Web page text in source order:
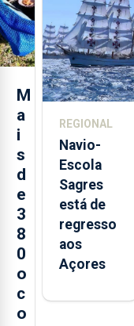
M
a
i
s
d
e
3
8
0
o
c
o
loja em
São
Sebastião
e cria 30
postos de
REGIONAL
Navio-
Escola
Sagres
está de
regresso
aos
Açores